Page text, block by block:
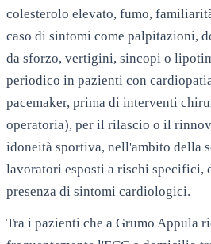
colesterolo elevato, fumo,
caso di sintomi come palpitazioni,
da sforzo, vertigini, sincopi o
periodico in pazienti con
pacemaker, prima di interventi
operatoria), per il rilascio o il
idoneità sportiva, nell'ambito della
lavoratori esposti a rischi specifici,
presenza di sintomi cardiologici.
Tra i pazienti che a Grumo Appula